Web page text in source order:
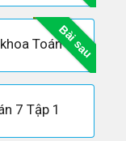
Bài sau
Giải bài 43 trang 23 - Sách giáo khoa Toán 7 tập 1
7 Tập 1